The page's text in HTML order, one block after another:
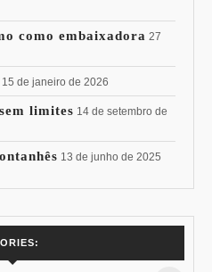
como embaixadora 27
15 de janeiro de 2026
limites 14 de setembro de
13 de junho de 2025
Pessoal: Os